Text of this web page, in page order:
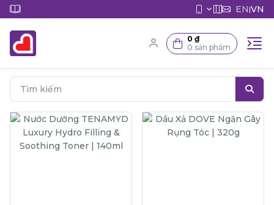
EN|VN
0 ₫
0 sản phẩm